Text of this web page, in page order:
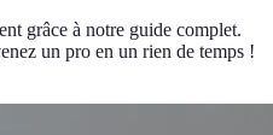
grâce à notre guide complet.
un pro en un rien de temps !